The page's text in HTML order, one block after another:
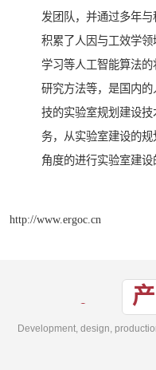
发团队，并通过多年与
积累了人因与工效学
学习等人工智能算法
研究方法等，是国内
技的实验室规划建设
务，从实验室建设的
角度的进行实验室建设
http://www.ergoc.cn